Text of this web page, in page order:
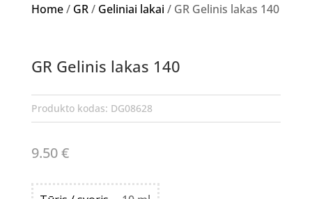
Home/ GR/ Geliniai lakai / GR Gelinis lakas 140
GR Gelinis lakas 140
Produkto kodas: DG08628
9.50€